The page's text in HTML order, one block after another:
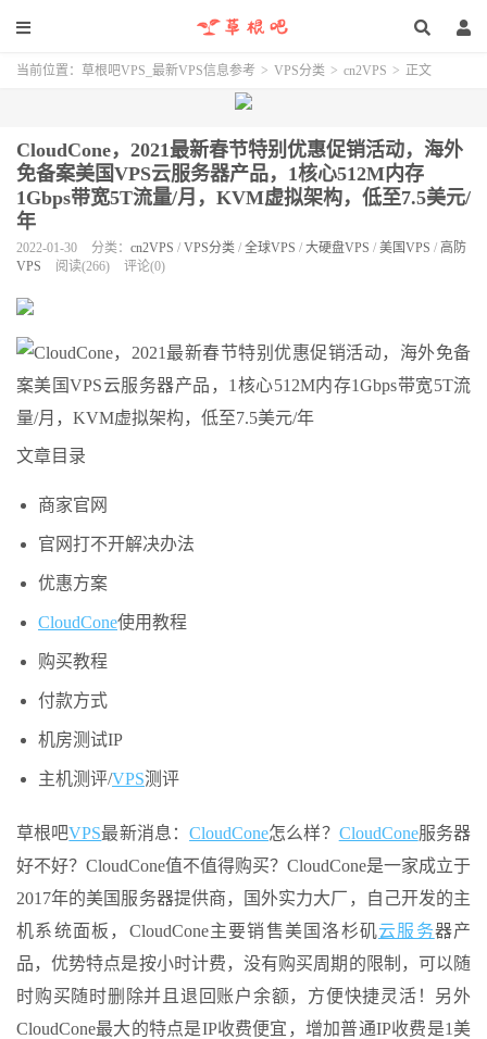
当前位置： 草根吧VPS_最新VPS信息参考 > VPS分类 > cn2VPS > 正文
CloudCone，2021最新春节特别优惠促销活动，海外
免备案美国VPS云服务器产品，1核心512M内存
1Gbps带宽5T流量/月，KVM虚拟架构，低至7.5美元/
年
2022-01-30 分类： cn2VPS / VPS分类 / 全球VPS / 大硬盘VPS / 美国VPS / 高防
VPS
阅读(266) 评论(0)
文章目录
商家官网
官网打不开解决办法
优惠方案
CloudCone使用教程
购买教程
付款方式
机房测试IP
主机测评/VPS测评
草根吧VPS最新消息：CloudCone怎么样？ CloudCone服务器
好不好？CloudCone值不值得购买？CloudCone是一家成立于
2017年的美国服务器提供商，国外实力大厂，自己开发的主
机系统面板，CloudCone主要销售美国洛杉矶云服务器产
品，优势特点是按小时计费，没有购买周期的限制，可以随
时购买随时删除并且退回账户余额，方便快捷灵活！另外
CloudCone最大的特点是IP收费便宜，增加普通IP收费是1美